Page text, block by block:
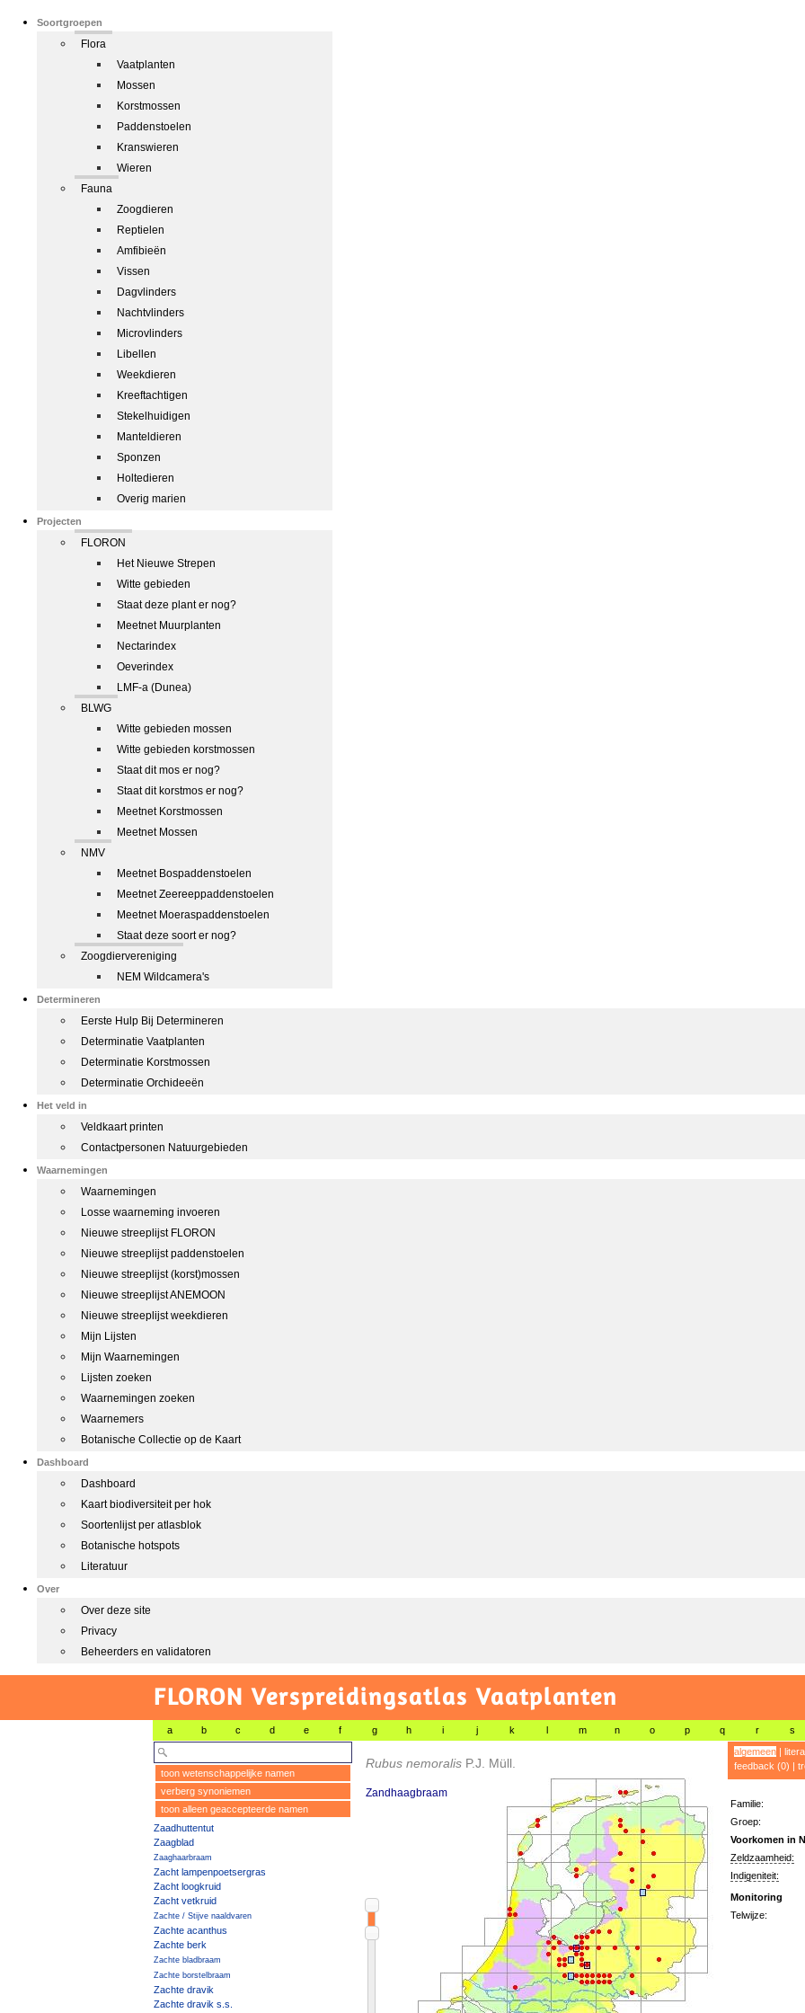
Soortgroepen
Flora
Vaatplanten
Mossen
Korstmossen
Paddenstoelen
Kranswieren
Wieren
Fauna
Zoogdieren
Reptielen
Amfibieën
Vissen
Dagvlinders
Nachtvlinders
Microvlinders
Libellen
Weekdieren
Kreeftachtigen
Stekelhuidigen
Manteldieren
Sponzen
Holtedieren
Overig marien
Projecten
FLORON
Het Nieuwe Strepen
Witte gebieden
Staat deze plant er nog?
Meetnet Muurplanten
Nectarindex
Oeverindex
LMF-a (Dunea)
BLWG
Witte gebieden mossen
Witte gebieden korstmossen
Staat dit mos er nog?
Staat dit korstmos er nog?
Meetnet Korstmossen
Meetnet Mossen
NMV
Meetnet Bospaddenstoelen
Meetnet Zeereeppaddenstoelen
Meetnet Moeraspaddenstoelen
Staat deze soort er nog?
Zoogdiervereniging
NEM Wildcamera's
Determineren
Eerste Hulp Bij Determineren
Determinatie Vaatplanten
Determinatie Korstmossen
Determinatie Orchideeën
Het veld in
Veldkaart printen
Contactpersonen Natuurgebieden
Waarnemingen
Waarnemingen
Losse waarneming invoeren
Nieuwe streeplijst FLORON
Nieuwe streeplijst paddenstoelen
Nieuwe streeplijst (korst)mossen
Nieuwe streeplijst ANEMOON
Nieuwe streeplijst weekdieren
Mijn Lijsten
Mijn Waarnemingen
Lijsten zoeken
Waarnemingen zoeken
Waarnemers
Botanische Collectie op de Kaart
Dashboard
Dashboard
Kaart biodiversiteit per hok
Soortenlijst per atlasblok
Botanische hotspots
Literatuur
Over
Over deze site
Privacy
Beheerders en validatoren
FLORON Verspreidingsatlas Vaatplanten
a b c d e f g h i j k l m n o p q r s
toon wetenschappelijke namen
verberg synoniemen
toon alleen geaccepteerde namen
Zaadhuttentut
Zaagblad
Zaaghaarbraam
Zacht lampenpoetsergras
Zacht loogkruid
Zacht vetkruid
Zachte / Stijve naaldvaren
Zachte acanthus
Zachte berk
Zachte bladbraam
Zachte borstelbraam
Zachte dravik
Zachte dravik s.s.
Rubus nemoralis P.J. Müll.
Zandhaagbraam
algemeen|
feedback (0) |
Familie:
Groep:
Voorkomen in
Zeldzaamheid:
Indigeniteit:
Monitoring
Telwijze: